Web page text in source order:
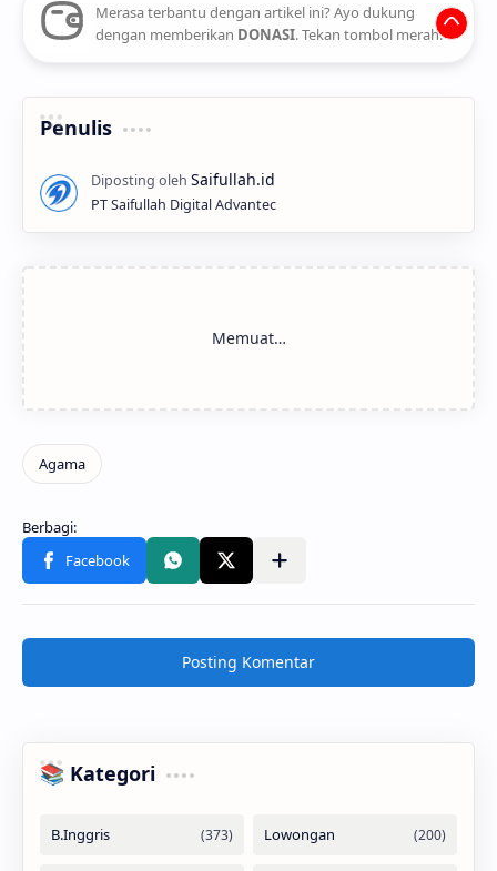
Merasa terbantu dengan artikel ini? Ayo dukung
dengan memberikan DONASI. Tekan tombol merah.
Penulis
PT Saifullah Digital Advantec
Posting Komentar
📚 Kategori